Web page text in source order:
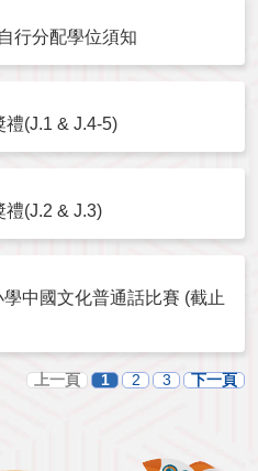
行分配學位須知
(J.1 & J.4-5)
(J.2 & J.3)
中國文化普通話比賽 (截止
上一頁 1 2 3 下一頁